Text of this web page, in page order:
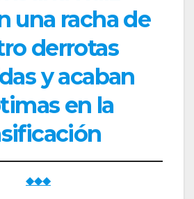
una racha de
derrotas
y acaban
en la
◆◆◆